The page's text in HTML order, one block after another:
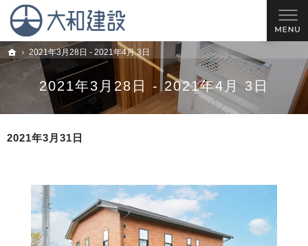
トップ
2021年3月28日 - 2021年4月 3日
2021年3月28日 - 2021年4月 3日
理想の住宅を建てるお手伝い。西尾市・安城市・岡崎市の新築戸建てやリフォームのこと
西尾市の工務店 大和建設｜安城市・岡崎市の新築戸建てやリフォームならお任せ
2021年3月31日